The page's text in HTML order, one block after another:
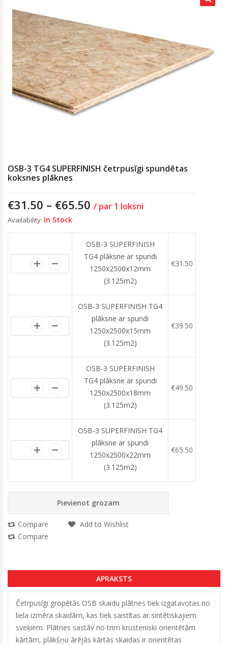
OSB-3 TG4 SUPERFINISH četrpusīgi spundētas
koksnes plāknes
€31.50 – €65.50 / par 1 loksni
Availability: In Stock
OSB-3 SUPERFINISH
TG4 plāksne ar spundi
1250x2500x12mm
(3.125m2)
€31.50
OSB-3 SUPERFINISH TG4
plāksne ar spundi
1250x2500x15mm
(3.125m2)
€39.50
OSB-3 SUPERFINISH
TG4 plāksne ar spundi
1250x2500x18mm
(3.125m2)
€49.50
OSB-3 SUPERFINISH TG4
plāksne ar spundi
1250x2500x22mm
(3.125m2)
€65.50
Pievienot grozam
Compare
Add to Wishlist
Compare
APRAKSTS
Četrpusīgi gropētās OSB skaidu plātnes tiek izgatavotas no
liela izmēra skaidām, kas tiek saistītas ar sintētiskajiem
sveķiem. Plātnes sastāv no trim krusteniski orientētām
kārtām, plākšņu ārējās kārtās skaidas ir orientētas